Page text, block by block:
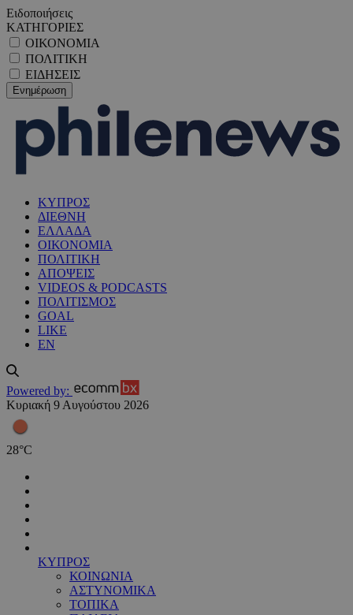
Ειδοποιήσεις
ΚΑΤΗΓΟΡΙΕΣ
ΟΙΚΟΝΟΜΙΑ
ΠΟΛΙΤΙΚΗ
ΕΙΔΗΣΕΙΣ
ΚΥΠΡΟΣ
ΔΙΕΘΝΗ
ΕΛΛΑΔΑ
ΟΙΚΟΝΟΜΙΑ
ΠΟΛΙΤΙΚΗ
ΑΠΟΨΕΙΣ
VIDEOS & PODCASTS
ΠΟΛΙΤΙΣΜΟΣ
GOAL
LIKE
EN
Powered by:
Κυριακή 9 Αυγούστου 2026
28°C
ΚΥΠΡΟΣ
ΚΟΙΝΩΝΙΑ
ΑΣΤΥΝΟΜΙΚΑ
ΤΟΠΙΚΑ